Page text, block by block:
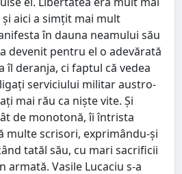
aici a simţit mai mult
în dauna neamului său
devenit pentru el o adevărată
îl deranja, ci faptul că vedea
serviciului militar austro-
mai rău ca nişte vite. Şi
de monotonă, îi întrista
multe scrisori, exprimându-şi
tatăl său, cu mari sacrificii
armată. Vasile Lucaciu s-a